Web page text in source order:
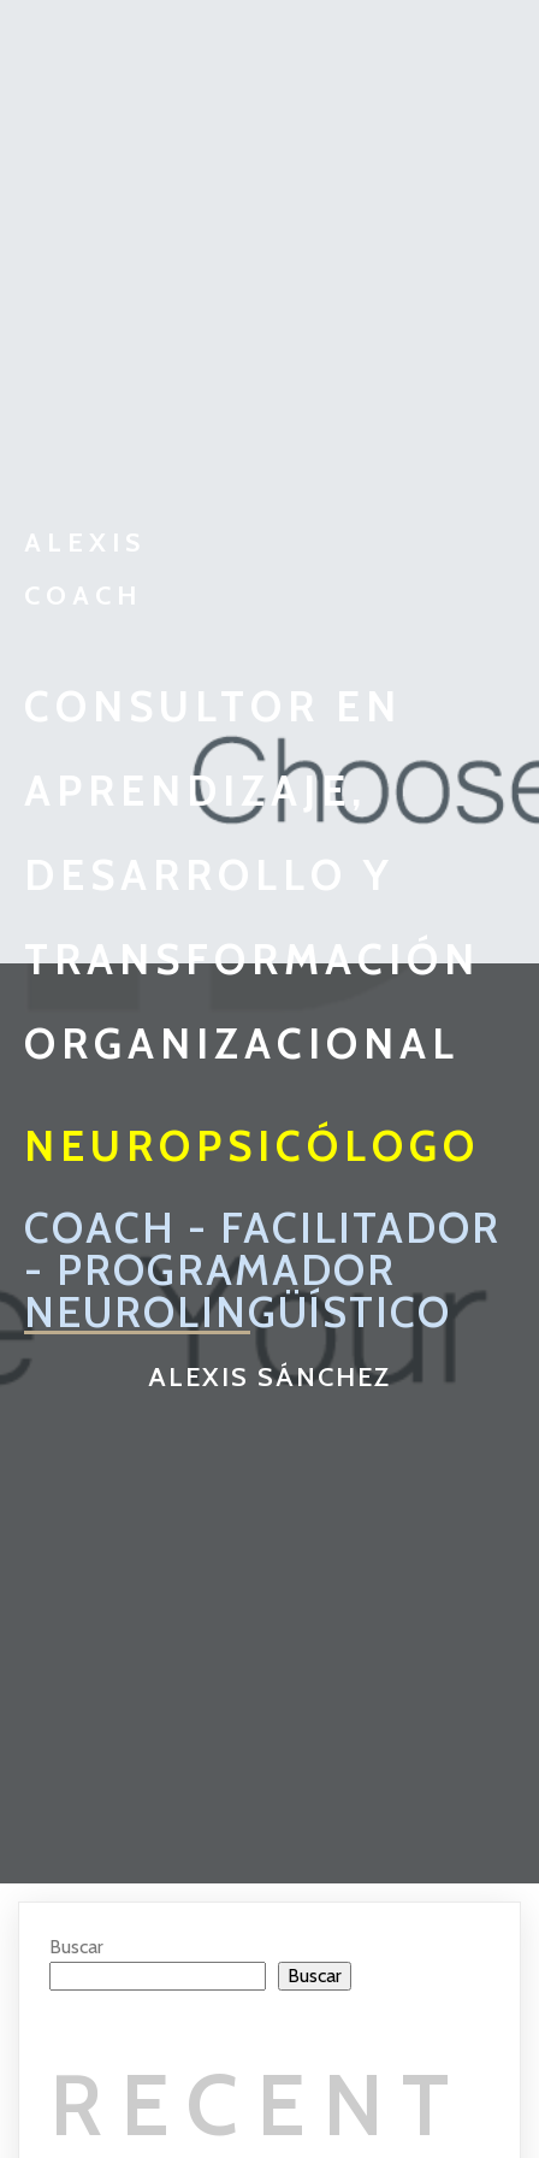
ALEXIS
COACH
CONSULTOR EN
APRENDIZAJE,
DESARROLLO Y
TRANSFORMACIÓN
ORGANIZACIONAL
NEUROPSICÓLOGO
COACH - FACILITADOR
- PROGRAMADOR
NEUROLINGÜÍSTICO
ALEXIS SÁNCHEZ
Buscar
Buscar
RECENT